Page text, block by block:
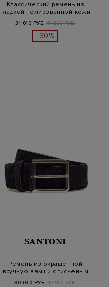
Классический ремень из
гладкой полированной кожи
31 010 РУБ. 44 300 РУБ.
-30%
SANTONI
Ремень из окрашенной
вручную замши с тисненым
логотипо…
30 030 РУБ. 42 900 РУБ.